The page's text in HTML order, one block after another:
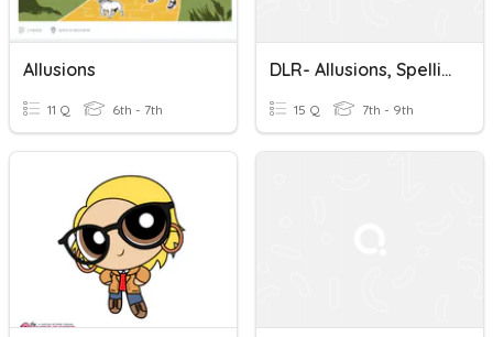
Allusions
11 Q 6th - 7th
DLR- Allusions, Spelling, Capitalization
15 Q 7th - 9th